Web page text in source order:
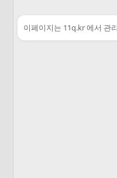
이페이지는 11q.kr 에서 관